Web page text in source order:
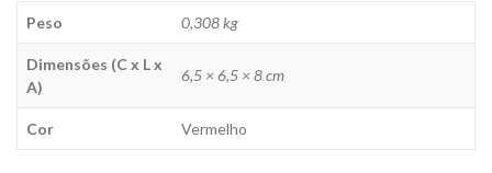
Peso
0,308 kg
Dimensões (C x L x
A)
6,5 × 6,5 × 8 cm
Cor Vermelho